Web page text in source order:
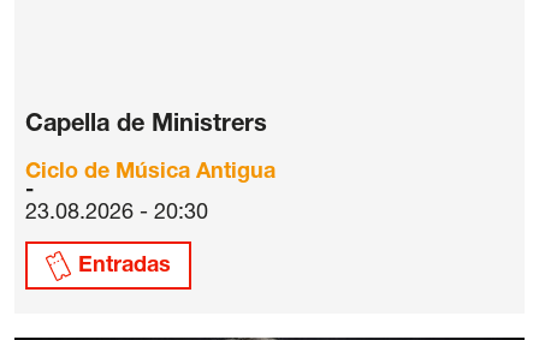
Capella de Ministrers
Ciclo de Música Antigua
23.08.2026 - 20:30
Entradas